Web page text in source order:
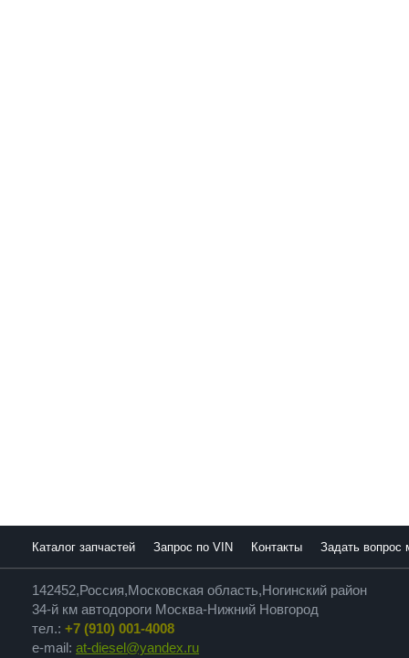
Каталог запчастей Запрос по VIN Контакты Задать вопрос
142452,Россия,Московская область,Ногинский район
34-й км автодороги Москва-Нижний Новгород
тел.: +7 (910) 001-4008
e-mail: at-diesel@yandex.ru